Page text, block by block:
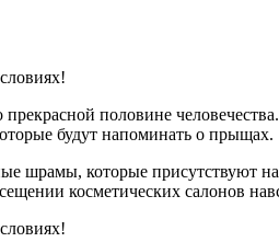
половине
будут напоминать о прыщах.
шрамы, которые
косметических салонов